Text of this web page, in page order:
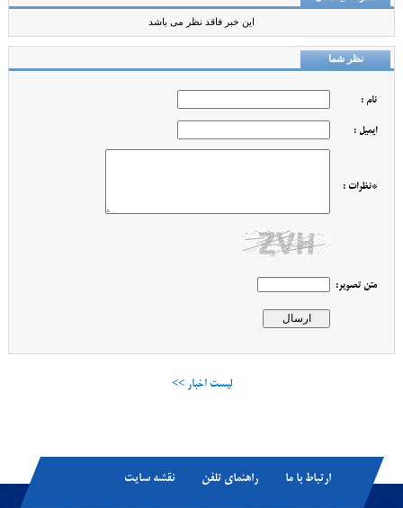
این خبر فاقد نظر می باشد
نظر شما
نام :
ایمیل :
*نظرات :
متن تصویر:
لیست اخبار >>
ارتباط با ما راهنمای تلفن نقشه سایت